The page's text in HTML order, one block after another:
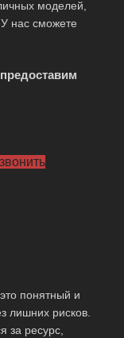
моделей,
нас сможете
понятный и
лишних рисков.
за ресурс,